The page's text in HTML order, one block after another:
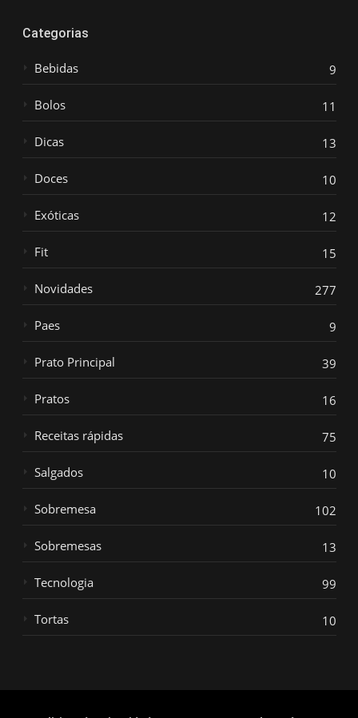
Categorias
Bebidas 9
Bolos 11
Dicas 13
Doces 10
Exóticas 12
Fit 15
Novidades 277
Paes 9
Prato Principal 39
Pratos 16
Receitas rápidas 75
Salgados 10
Sobremesa 102
Sobremesas 13
Tecnologia 99
Tortas 10